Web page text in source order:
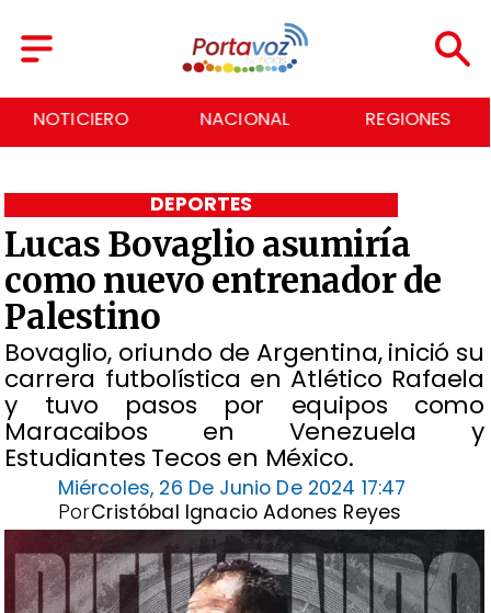
NOTICIERO NACIONAL REGIONES
Lucas Bovaglio asumiría
como nuevo entrenador de
Palestino
​Bovaglio, oriundo de Argentina, inició su
carrera futbolística en Atlético Rafaela
y tuvo pasos por equipos como
Maracaibos en Venezuela y
Estudiantes Tecos en México.
DEPORTES
Miércoles, 26 De Junio De 2024 17:47
Cristóbal Ignacio Adones Reyes
Por